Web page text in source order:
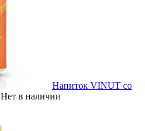
Напиток VINUT со
Нет в наличии